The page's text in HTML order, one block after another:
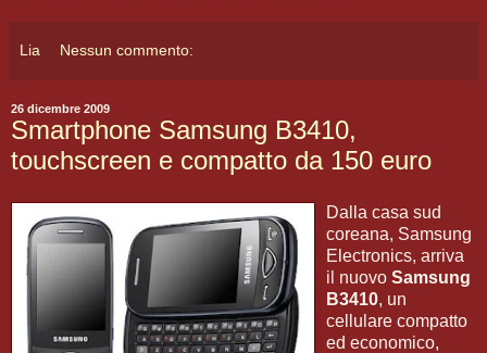
Lia Nessun commento:
26 dicembre 2009
Smartphone Samsung B3410,
touchscreen e compatto da 150 euro
Dalla casa sud
coreana, Samsung
Electronics, arriva
il nuovo Samsung
B3410, un
cellulare compatto
ed economico,